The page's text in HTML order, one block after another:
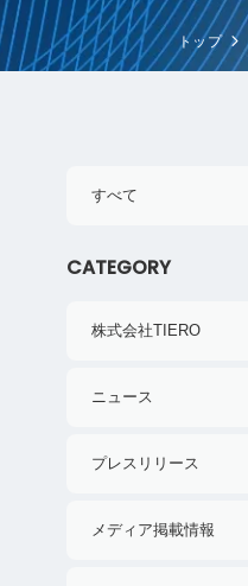
トップ
すべて
CATEGORY
株式会社TIERO
ニュース
プレスリリース
メディア掲載情報